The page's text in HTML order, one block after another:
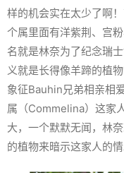
样的机会实在太少了啊
个属里面有洋紫荆、宫
名就是林奈为了纪念瑞
义就是长得像羊蹄的植
象征Bauhin兄弟相亲相
属（Commelina）这家
大，一个默默无闻，林
的植物来暗示这家人的情